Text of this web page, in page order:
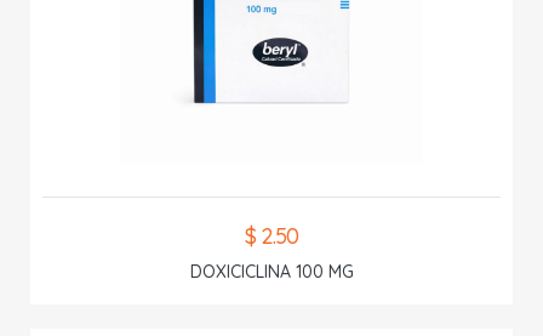
$ 2.50
DOXICICLINA 100 MG